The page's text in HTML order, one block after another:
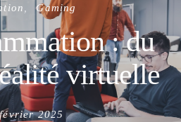
Gaming
: du
virtuelle
2025